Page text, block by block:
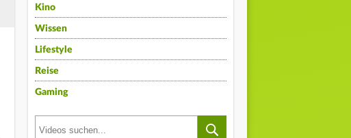
Kino
Wissen
Lifestyle
Reise
Gaming